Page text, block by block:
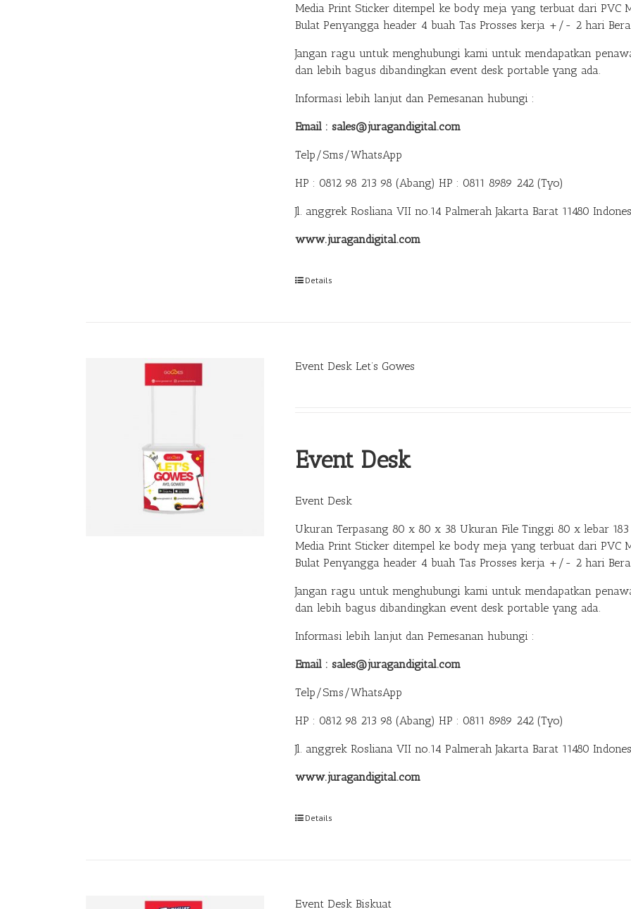
Media Print Sticker ditempel ke body meja yang terbuat dari PVC
Bulat Penyangga header 4 buah Tas Prosses kerja +/- 2 hari
Jangan ragu untuk menghubungi kami untuk mendapatkan
dan lebih bagus dibandingkan event desk portable yang ada.
Informasi lebih lanjut dan Pemesanan hubungi :
Email : sales@juragandigital.com
Telp/Sms/WhatsApp
HP : 0812 98 213 98 (Abang) HP : 0811 8989 242 (Tyo)
Jl. anggrek Rosliana VII no.14 Palmerah Jakarta Barat 11480
www.juragandigital.com
Details
Event Desk Let’s Gowes
Event Desk
Event Desk
Ukuran Terpasang 80 x 80 x 38 Ukuran File Tinggi 80 x lebar
Media Print Sticker ditempel ke body meja yang terbuat dari PVC
Bulat Penyangga header 4 buah Tas Prosses kerja +/- 2 hari
Jangan ragu untuk menghubungi kami untuk mendapatkan
dan lebih bagus dibandingkan event desk portable yang ada.
Informasi lebih lanjut dan Pemesanan hubungi :
Email : sales@juragandigital.com
Telp/Sms/WhatsApp
HP : 0812 98 213 98 (Abang) HP : 0811 8989 242 (Tyo)
Jl. anggrek Rosliana VII no.14 Palmerah Jakarta Barat 11480
www.juragandigital.com
Details
Event Desk Biskuat